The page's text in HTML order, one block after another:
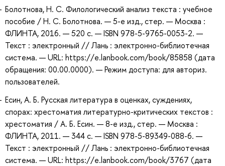
Болотнова, Н. С. Филологический анализ текста : учебное
пособие / Н. С. Болотнова. — 5-е изд., стер. — Москва :
ФЛИНТА, 2016. — 520 с. — ISBN 978-5-9765-0053-2. —
Текст : электронный // Лань : электронно-библиотечная
система. — URL: https://e.lanbook.com/book/85858 (дата
обращения: 00.00.0000). — Режим доступа: для авториз.
пользователей.
Есин, А. Б. Русская литература в оценках, суждениях,
спорах: хрестоматия литературно-критических текстов :
хрестоматия / А. Б. Есин. — 8-е изд., стер. — Москва :
ФЛИНТА, 2011. — 344 с. — ISBN 978-5-89349-088-6. —
Текст : электронный // Лань : электронно-библиотечная
система. — URL: https://e.lanbook.com/book/3767 (дата